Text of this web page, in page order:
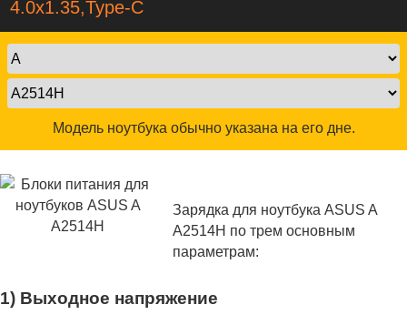
4.0x1.35,Type-C
Модель ноутбука обычно указана на его дне.
Зарядка для ноутбука ASUS A
A2514H по трем основным
параметрам:
1) Выходное напряжение